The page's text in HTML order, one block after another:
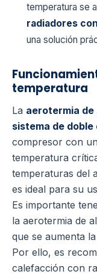
temperatura se
radiadores
una solución
temperatura
La aerotermia
sistema de
compresor con
temperatura
temperaturas del
es ideal para su
Es importante
la aerotermia de
que se aumenta
Por ello, es
calefacción con